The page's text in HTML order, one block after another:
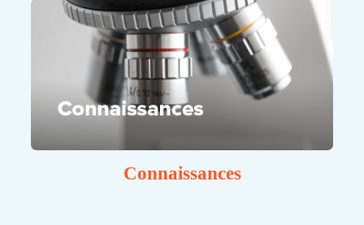
Connaissances